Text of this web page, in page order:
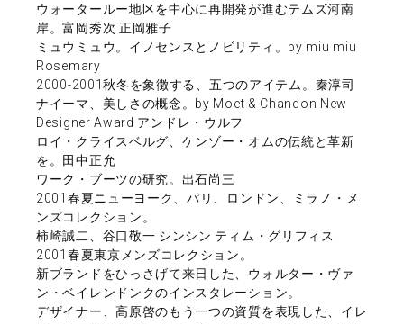
ウォータールー地区を中心に再開発が進むテムズ河南
岸。富岡秀次 正岡雅子
ミュウミュウ。イノセンスとノビリティ。by miu miu
Rosemary
2000-2001秋冬を象徴する、五つのアイテム。秦淳司
ナイーマ、美しさの概念。by Moet & Chandon New
Designer Award アンドレ・ウルフ
ロイ・クライスベルグ、ケンゾー・オムの伝統と革新
を。田中正允
ワーク・ブーツの研究。出石尚三
2001春夏ニューヨーク、パリ、ロンドン、ミラノ・メ
ンズコレクション。
柿崎誠二、谷口敬一 シンシン ティム・グリフィス
2001春夏東京メンズコレクション。
新ブランドをひっさげて来日した、ウォルター・ヴァ
ン・ベイレンドンクのインスタレーション。
デザイナー、高原啓のもう一つの資質を表現した、イレ